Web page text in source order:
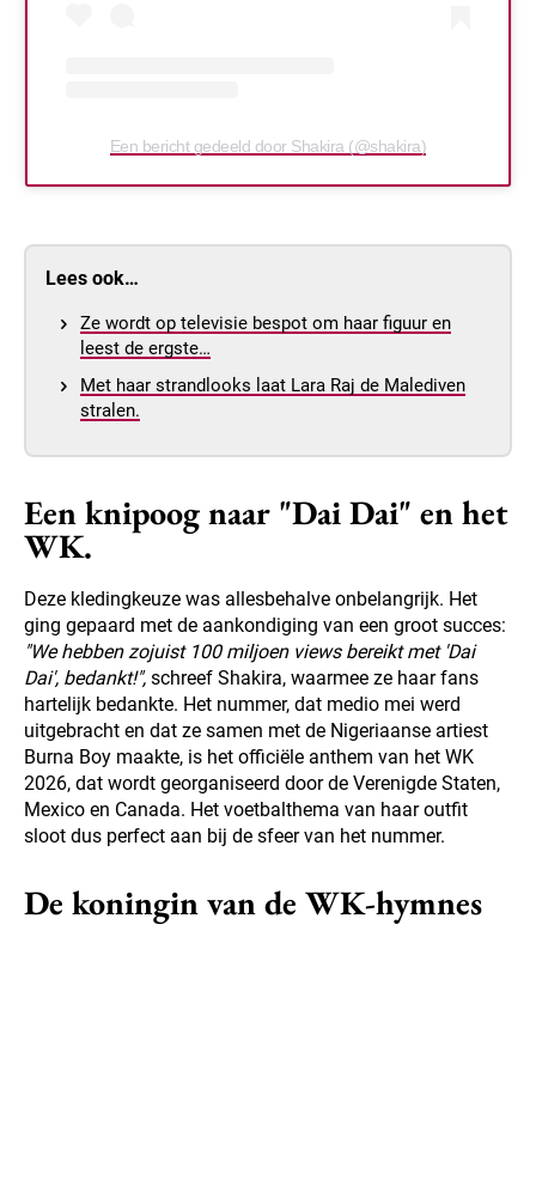
Een bericht gedeeld door Shakira (@shakira)
Lees ook…
Ze wordt op televisie bespot om haar figuur en
leest de ergste…
Met haar strandlooks laat Lara Raj de Malediven
stralen.
Een knipoog naar "Dai Dai" en het
WK.
Deze kledingkeuze was allesbehalve onbelangrijk. Het
ging gepaard met de aankondiging van een groot succes:
"We hebben zojuist 100 miljoen views bereikt met 'Dai
Dai', bedankt!", schreef Shakira, waarmee ze haar fans
hartelijk bedankte. Het nummer, dat medio mei werd
uitgebracht en dat ze samen met de Nigeriaanse artiest
Burna Boy maakte, is het officiële anthem van het WK
2026, dat wordt georganiseerd door de Verenigde Staten,
Mexico en Canada. Het voetbalthema van haar outfit
sloot dus perfect aan bij de sfeer van het nummer.
De koningin van de WK-hymnes